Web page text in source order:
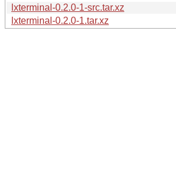
lxterminal-0.2.0-1-src.tar.xz
lxterminal-0.2.0-1.tar.xz